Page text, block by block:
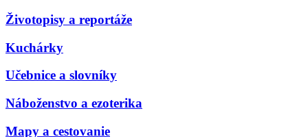
Životopisy a reportáže
Kuchárky
Učebnice a slovníky
Náboženstvo a ezoterika
Mapy a cestovanie